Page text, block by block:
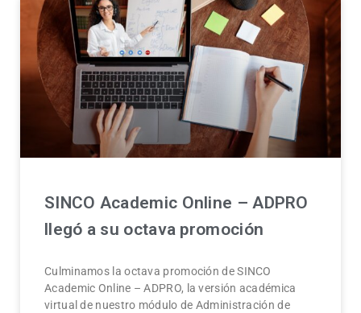
SINCO Academic Online – ADPRO
llegó a su octava promoción
Culminamos la octava promoción de SINCO
Academic Online – ADPRO, la versión académica
virtual de nuestro módulo de Administración de